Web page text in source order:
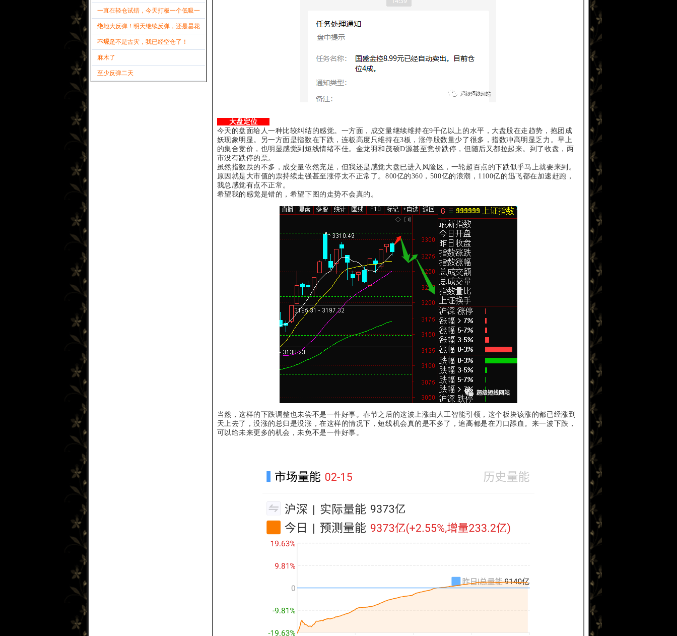
一直在轻仓试错，今天打板一个低吸一
个
绝地大反弹！明天继续反弹，还是昙花
一现？
不管是不是古灾，我已经空仓了！
麻木了
至少反弹二天
大盘定位
今天的盘面给人一种比较纠结的感觉。一方面，成交量继续维持在9千亿以上的水平，大盘股在走趋势，抱团成
妖现象明显。另一方面是指数在下跌，连板高度只维持在3板，涨停股数量少了很多，指数冲高明显乏力。早上
的集合竞价，也明显感觉到短线情绪不佳。金龙羽和茂硕D源甚至竞价跌停，但随后又都拉起来。到了收盘，两
市没有跌停的票。
虽然指数跌的不多，成交量依然充足，但我还是感觉大盘已进入风险区，一轮超百点的下跌似乎马上就要来到。
原因就是大市值的票持续走强甚至涨停太不正常了。800亿的360，500亿的浪潮，1100亿的迅飞都在加速赶跑，
我总感觉有点不正常。
希望我的感觉是错的，希望下图的走势不会真的。
当然，这样的下跌调整也未尝不是一件好事。春节之后的这波上涨由人工智能引领，这个板块该涨的都已经涨到
天上去了，没涨的总归是没涨，在这样的情况下，短线机会真的是不多了，追高都是在刀口舔血。来一波下跌，
可以给未来更多的机会，未免不是一件好事。